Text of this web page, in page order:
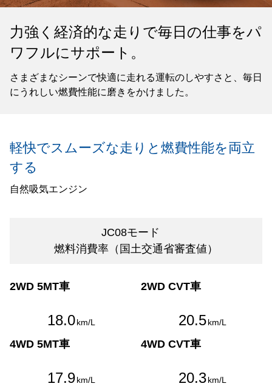
力強く経済的な走りで毎日の仕事をパ
ワフルにサポート。
さまざまなシーンで快適に走れる運転のしやすさと、毎日
にうれしい燃費性能に磨きをかけました。
軽快でスムーズな走りと燃費性能を両立
する
自然吸気エンジン
JC08モード
燃料消費率（国土交通省審査値）
2WD 5MT車
18.0 km/L
2WD CVT車
20.5 km/L
4WD 5MT車
17.9 km/L
4WD CVT車
20.3 km/L